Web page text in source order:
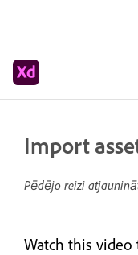
Import
Pēdējo reizi
Watch this